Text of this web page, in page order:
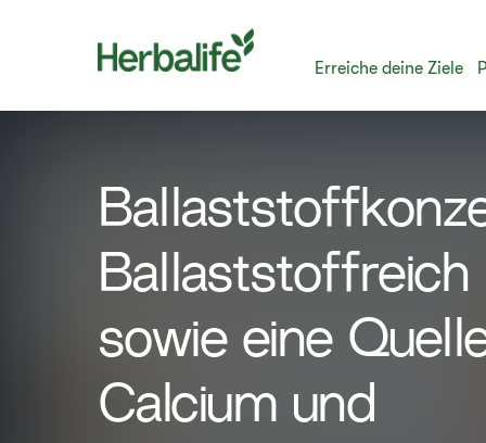
Erreiche deine Ziele
Ballaststoffreich
sowie eine
Calcium und